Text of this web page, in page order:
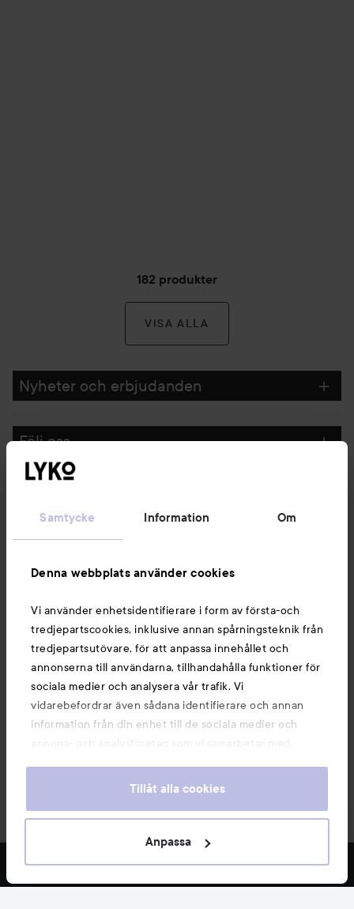
Samtycke Information Om
Denna webbplats använder cookies
Vi använder enhetsidentifierare i form av första-och
tredjepartscookies, inklusive annan spårningsteknik från
tredjepartsutövare, för att anpassa innehållet och
annonserna till användarna, tillhandahålla funktioner för
sociala medier och analysera vår trafik. Vi
vidarebefordrar även sådana identifierare och annan
information från din enhet till de sociala medier och
annons- och analysföretag som vi samarbetar med.
information som du har tillhandahållit eller som de har
våra cookies vid fortsatt användande av vår webbplats.
För information om hur du kan ändra inställningarna för
Tillåt alla cookies
Anpassa
182 produkter
VISA ALLA
FILTRERA MEST SÅLDA
Nyheter och erbjudanden
Följ oss
Du kanske också gillar